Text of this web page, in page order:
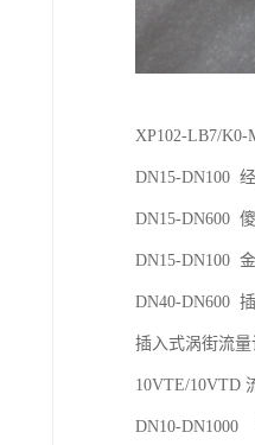
XP102-LB7/K0-
DN15-DN100
DN15-DN600
DN15-DN100
DN40-DN600
插入式涡街流
10VTE/10VTD
DN10-DN1000